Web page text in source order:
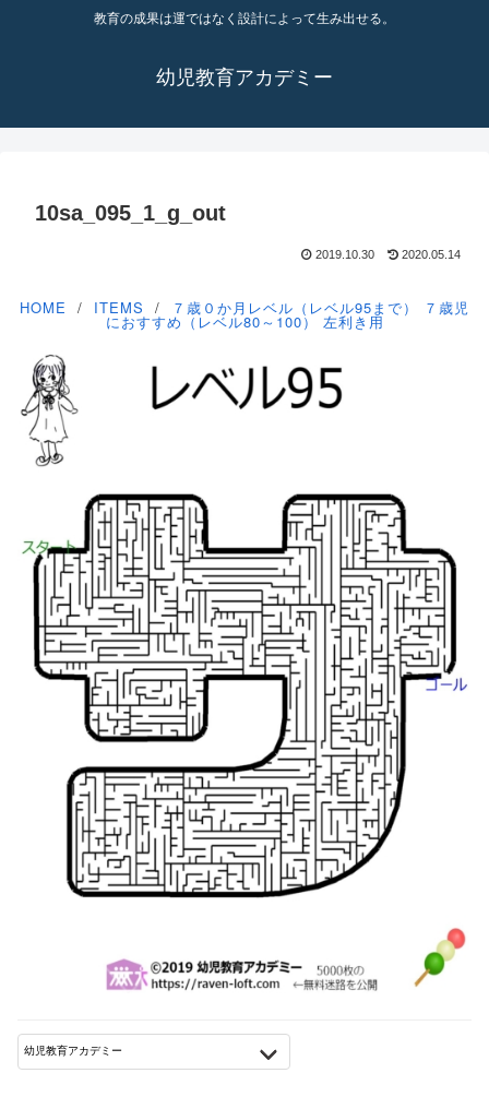
教育の成果は運ではなく設計によって生み出せる。
幼児教育アカデミー
10sa_095_1_g_out
2019.10.30 2020.05.14
HOME ITEMS ７歳０か月レベル（レベル95まで） ７歳児
におすすめ（レベル80～100） 左利き用